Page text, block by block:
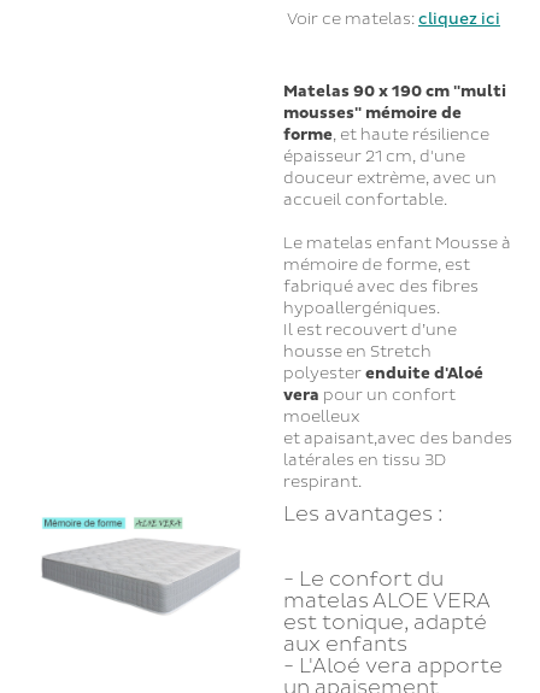
Voir ce matelas:cliquez ici
Matelas 90 x 190 cm "multi
mousses" mémoire de
forme, et haute résilience
épaisseur 21 cm, d'une
douceur extrème, avec un
accueil confortable.
Le matelas enfant Mousse à
mémoire de forme, est
fabriqué avec des fibres
hypoallergéniques.
Il est recouvert d’une
housse en Stretch
polyesterenduite d'Aloé
vera pour un confort
moelleux
et apaisant,avec des bandes
latérales en tissu 3D
respirant.
Les avantages :
- Le confort du
matelas ALOE VERA
est tonique, adapté
aux enfants
- L'Aloé vera apporte
un apaisement